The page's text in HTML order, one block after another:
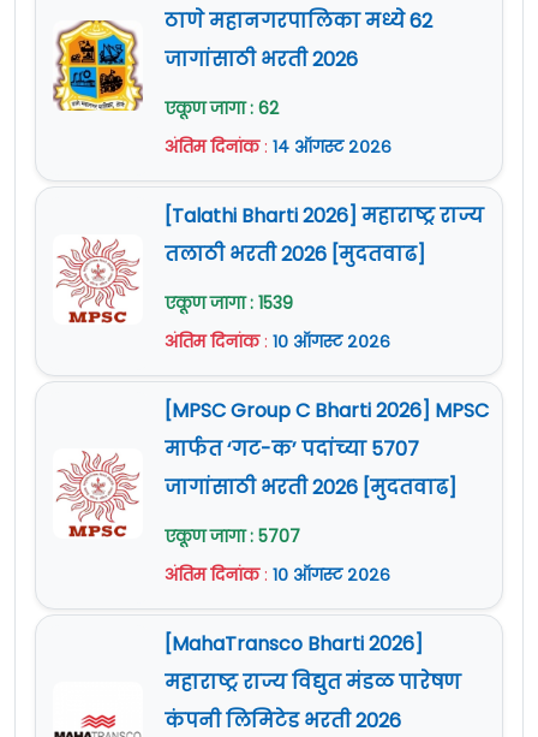
ठाणे महानगरपालिका मध्ये 62
जागांसाठी भरती 2026
एकूण जागा : 62
अंतिम दिनांक: १४ ऑगस्ट २०२६
[Talathi Bharti 2026] महाराष्ट्र राज्य
तलाठी भरती 2026 [मुदतवाढ]
एकूण जागा : 1539
अंतिम दिनांक: १० ऑगस्ट २०२६
[MPSC Group C Bharti 2026] MPSC
मार्फत ‘गट-क’ पदांच्या 5707
जागांसाठी भरती 2026 [मुदतवाढ]
एकूण जागा : 5707
अंतिम दिनांक: १० ऑगस्ट २०२६
[MahaTransco Bharti 2026]
महाराष्ट्र राज्य विद्युत मंडळ पारेषण
कंपनी लिमिटेड भरती 2026